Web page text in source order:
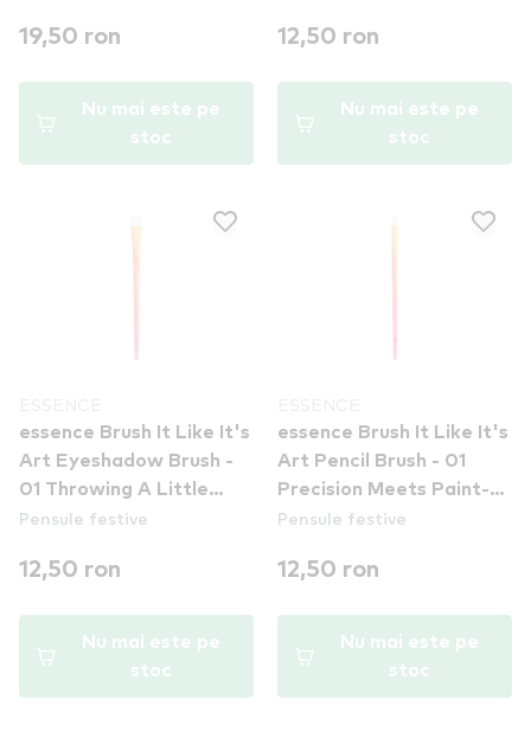
19,50 ron
Nu mai este pe
stoc
12,50 ron
Nu mai este pe
stoc
essence Brush It Like It's
Art Eyeshadow Brush -
01 Throwing A Little
Color
Pensule festive
12,50 ron
Nu mai este pe
stoc
essence Brush It Like It's
Art Pencil Brush - 01
Precision Meets Paint-
Spiration
Pensule festive
12,50 ron
Nu mai este pe
stoc